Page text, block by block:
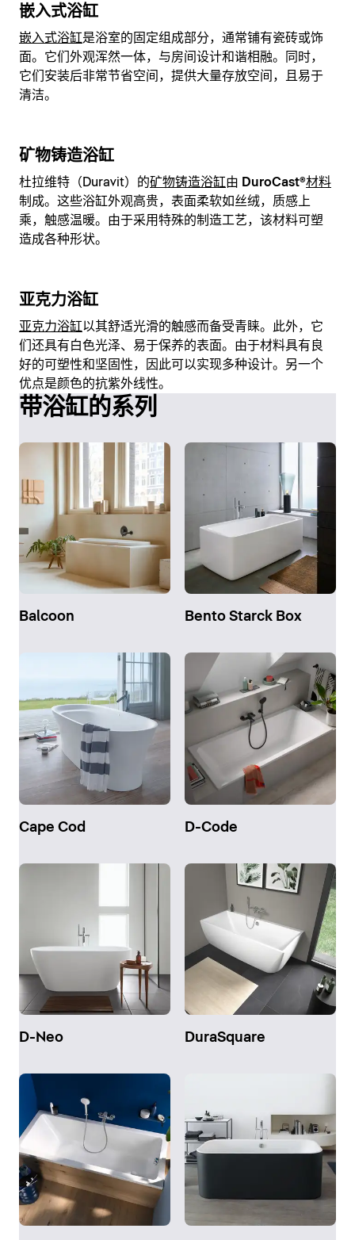
嵌入式浴缸
嵌入式浴缸是浴室的固定组成部分，通常铺有瓷砖或饰
面。它们外观浑然一体，与房间设计和谐相融。同时，
它们安装后非常节省空间，提供大量存放空间，且易于
清洁。
矿物铸造浴缸
杜拉维特（Duravit）的矿物铸造浴缸由 DuroCast®材料
制成。这些浴缸外观高贵，表面柔软如丝绒，质感上
乘，触感温暖。由于采用特殊的制造工艺，该材料可塑
造成各种形状。
亚克力浴缸
亚克力浴缸以其舒适光滑的触感而备受青睐。此外，它
们还具有白色光泽、易于保养的表面。由于材料具有良
好的可塑性和坚固性，因此可以实现多种设计。另一个
优点是颜色的抗紫外线性。
带浴缸的系列
Balcoon Bento Starck Box
Cape Cod D-Code
D-Neo DuraSquare